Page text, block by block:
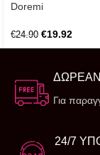
Doremi
€24.90 €19.92
Για
24/7